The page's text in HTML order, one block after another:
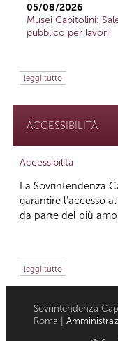
05/08/2026
Musei Capitolini:
pubblico per lavori
leggi tutto
ACCESSIBILITÀ
Accessibilità
La Sovrintendenza
garantire l’accesso
da parte del più
leggi tutto
Sovrintendenza
Roma |